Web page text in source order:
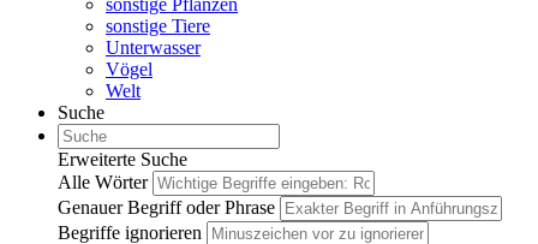
sonstige Pflanzen
sonstige Tiere
Unterwasser
Vögel
Welt
Suche
Erweiterte Suche
Alle Wörter
Genauer Begriff oder Phrase
Begriffe ignorieren